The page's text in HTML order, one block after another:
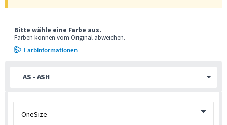
AS - ASH
Bitte wähle eine Farbe aus.
Farben können vom Original abweichen.
Farbinformationen